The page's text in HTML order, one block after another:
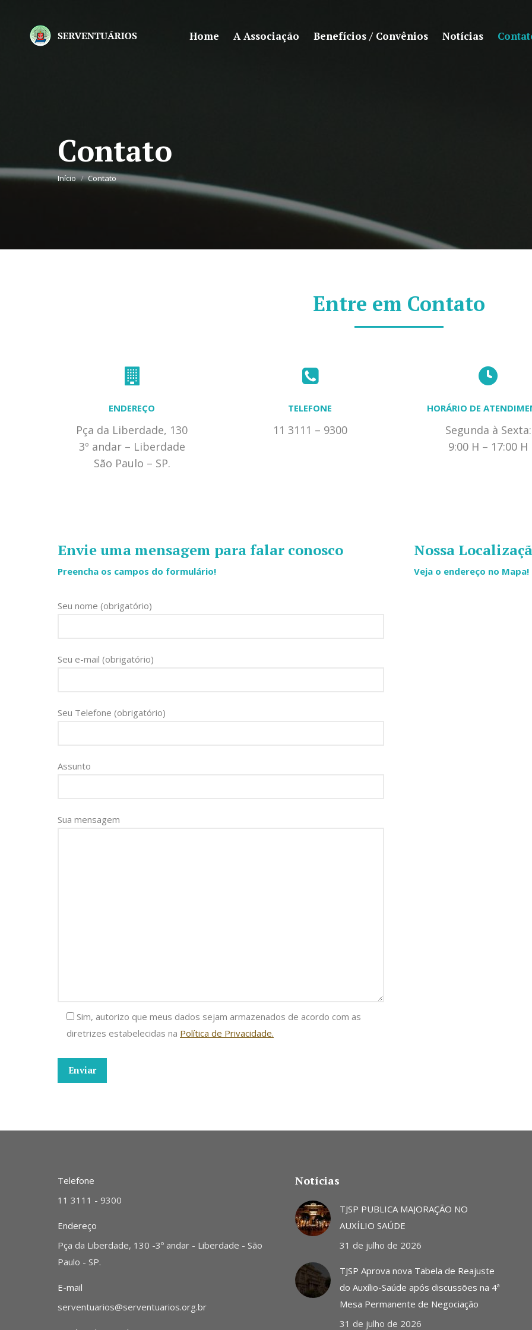
Home A Associação Benefícios / Convênios Notícias
Contato
Você está aqui:
Início Contato
Entre em Contato
ENDEREÇO
Pça da Liberdade, 130
3º andar – Liberdade
São Paulo – SP.
TELEFONE
11 3111 – 9300
HORÁRIO DE
Segunda à Sexta:
9:00 H – 17:00 H
Envie uma mensagem para falar conosco
Preencha os campos do formulário!
Seu nome (obrigatório)
Seu e-mail (obrigatório)
Seu Telefone (obrigatório)
Assunto
Sua mensagem
Sim, autorizo que meus dados sejam armazenados de acordo com as
diretrizes estabelecidas na Política de Privacidade.
Nossa
Veja o endereço no Mapa!
Telefone
11 3111 - 9300
Endereço
Pça da Liberdade, 130 -3º andar - Liberdade - São
Paulo - SP.
E-mail
serventuarios@serventuarios.org.br
Notícias
TJSP PUBLICA MAJORAÇÃO NO
AUXÍLIO SAÚDE
31 de julho de 2026
TJSP Aprova nova Tabela de Reajuste
do Auxílio-Saúde após discussões na 4ª
Mesa Permanente de Negociação
31 de julho de 2026